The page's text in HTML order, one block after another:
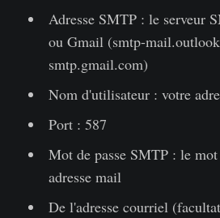
Adresse SMTP : le serveur
ou Gmail (smtp-
smtp.gmail.com)
Nom d'utilisateur : votre
Port : 587
Mot de passe SMTP : le mot
adresse mail
De l'adresse courriel